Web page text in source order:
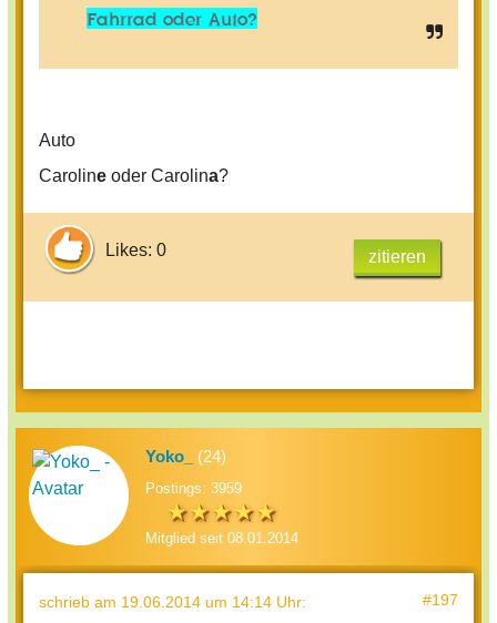
Fahrrad oder Auto?
Auto
Caroline oder Carolina?
Likes: 0 zitieren
Yoko_ (24)
Postings: 3959
Mitglied seit 08.01.2014
schrieb am 19.06.2014 um 14:14 Uhr: #197